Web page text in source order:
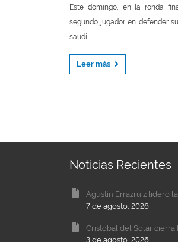
Este domingo, en la ronda
segundo jugador en defender
saudí
Leer más
Noticias Recientes
Agustín Errázruiz lideró
7 de agosto, 2026
Cristóbal del Solar cierra
3 de agosto, 2026